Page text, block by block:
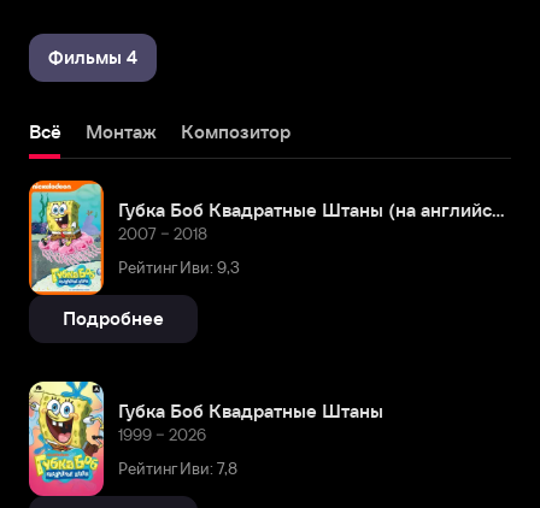
Фильмы 4
Всё Монтаж Композитор
Губка Боб Квадратные Штаны (на английском языке)
2007 – 2018
Рейтинг Иви: 9,3
Подробнее
Губка Боб Квадратные Штаны
1999 – 2026
Рейтинг Иви: 7,8